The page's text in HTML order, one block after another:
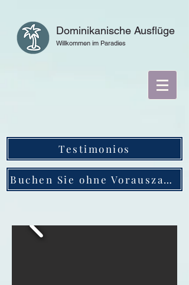
Dominikanische Ausflüge
Willkommen im Paradies
Testimonios
Buchen Sie ohne Vorauszahlung